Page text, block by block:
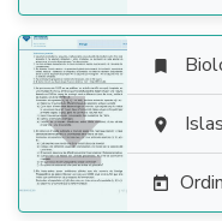



